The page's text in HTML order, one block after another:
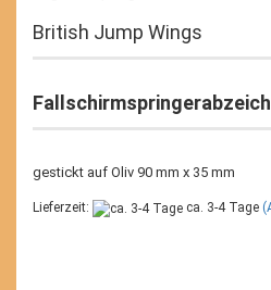
British Jump Wings
gestickt auf Oliv 90 mm x 35 mm
Lieferzeit: ca. 3-4 Tage